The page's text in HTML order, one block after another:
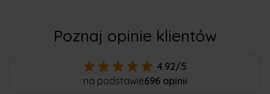
Poznaj opinie klientów
4.92/5
na podstawie696 opinii